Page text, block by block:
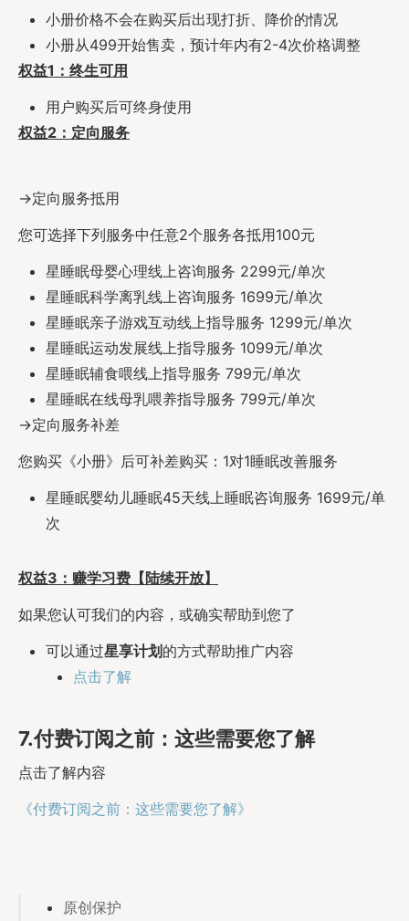
小册价格不会在购买后出现打折、降价的情况
小册从499开始售卖，预计年内有2-4次价格调整
权益1：终生可用
用户购买后可终身使用
权益2：定向服务
→定向服务抵用
您可选择下列服务中任意2个服务各抵用100元
星睡眠母婴心理线上咨询服务 2299元/单次
星睡眠科学离乳线上咨询服务 1699元/单次
星睡眠亲子游戏互动线上指导服务 1299元/单次
星睡眠运动发展线上指导服务 1099元/单次
星睡眠辅食喂线上指导服务 799元/单次
星睡眠在线母乳喂养指导服务 799元/单次
→定向服务补差
您购买《小册》后可补差购买：1对1睡眠改善服务
星睡眠婴幼儿睡眠45天线上睡眠咨询服务 1699元/单
次
权益3：赚学习费【陆续开放】
如果您认可我们的内容，或确实帮助到您了
可以通过星享计划 的方式帮助推广内容
点击了解
7.付费订阅之前：这些需要您了解
点击了解内容
《付费订阅之前：这些需要您了解》
原创保护